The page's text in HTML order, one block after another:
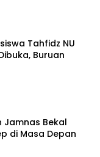
Tahfidz NU
Buruan
Jamnas Bekal
di Masa Depan